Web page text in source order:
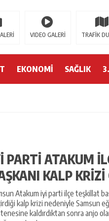
VIDEO GALERİ TRAFİK
EKONOMİ SAĞLIK
PARTİ ATAKUM
KALP KRİZİ
Atakum iyi parti ilçe teşkillat
kalp krizi nedeniyle Samsun
kaldırdıktan sonra anjo
SAMSUN TEŞKILATINDAN